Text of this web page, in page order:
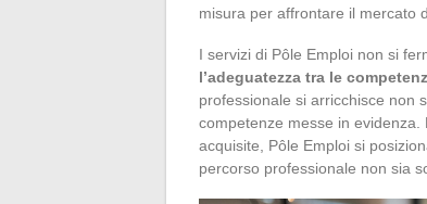
misura per affrontare il mercato
I servizi di Pôle Emploi non si
l’adeguatezza tra le
professionale si arricchisce non
competenze messe in
acquisite, Pôle Emploi si
percorso professionale non sia